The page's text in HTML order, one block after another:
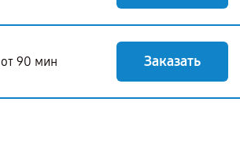
от 90 мин Заказать